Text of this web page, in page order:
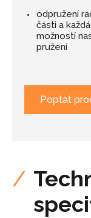
odpružení
části a
možností
pružení
Poptat